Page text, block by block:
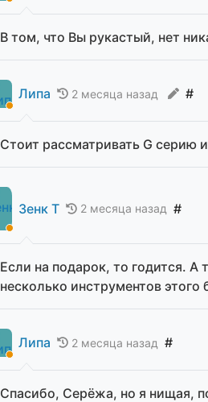
В том, что Вы рукастый, нет
Липа 2 месяца назад #
Стоит рассматривать G серию
Зенк Т 2 месяца назад #
Если на подарок, то годится. А
несколько инструментов
Липа 2 месяца назад #
Спасибо, Серёжа, но я нищая,